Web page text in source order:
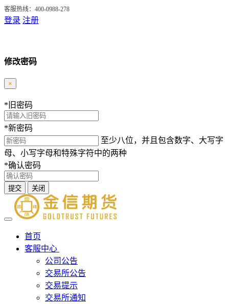
客服热线：400-0988-278
登录 注册
修改密码
×
* 旧密码
*新密码
至少八位，并且包含数字、大写字
母、小写字母和特殊字符中的两种
*确认密码
提交 关闭
首页
客服中心
公司公告
交易所公告
交易提示
交易所通知